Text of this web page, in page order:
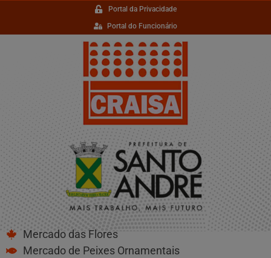
Portal da Privacidade
Portal do Funcionário
Mercado das Flores
Mercado de Peixes Ornamentais